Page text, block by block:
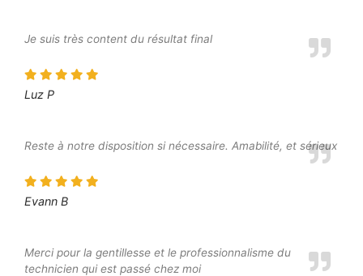
Je suis très content du résultat final
Luz P
Reste à notre disposition si nécessaire. Amabilité, et sérieux
Evann B
Merci pour la gentillesse et le professionnalisme du
technicien qui est passé chez moi